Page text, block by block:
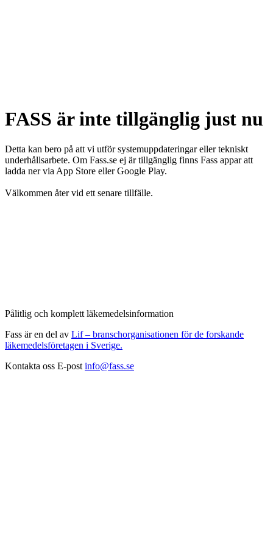
FASS är inte tillgänglig just nu
Detta kan bero på att vi utför systemuppdateringar eller tekniskt
underhållsarbete. Om Fass.se ej är tillgänglig finns Fass appar att
ladda ner via App Store eller Google Play.
Välkommen åter vid ett senare tillfälle.
Pålitlig och komplett läkemedelsinformation
Fass är en del av Lif – branschorganisationen för de forskande
läkemedelsföretagen i Sverige.
Kontakta oss E-post info@fass.se